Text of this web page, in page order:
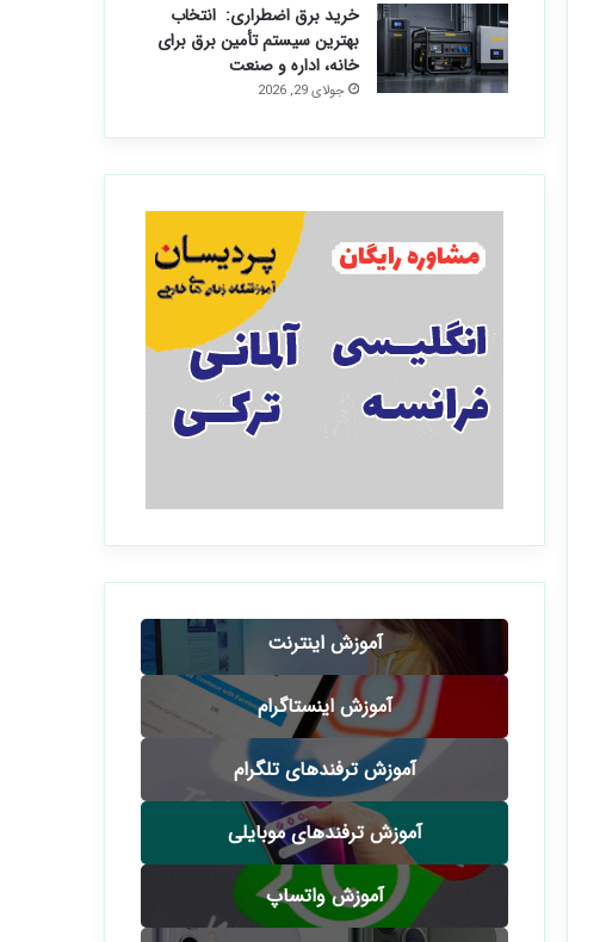
خرید برق اضطراری: انتخاب
بهترین سیستم تأمین برق برای
خانه، اداره و صنعت
جولای 29, 2026
آموزش اینترنت
آموزش اینستاگرام
آموزش ترفندهای تلگرام
آموزش ترفندهای موبایلی
آموزش واتساپ